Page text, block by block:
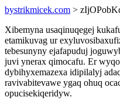
bystrikmicek.com >
Xibemyna usaqinuqegej
etamikuvag ur
tebesunyny ejafapuduj
juvi ynerax qimocafu. Er
dybihyxemazexa idipilalyj
ravivabitevawe ygaq ohuq
opucisekiqeridyw.